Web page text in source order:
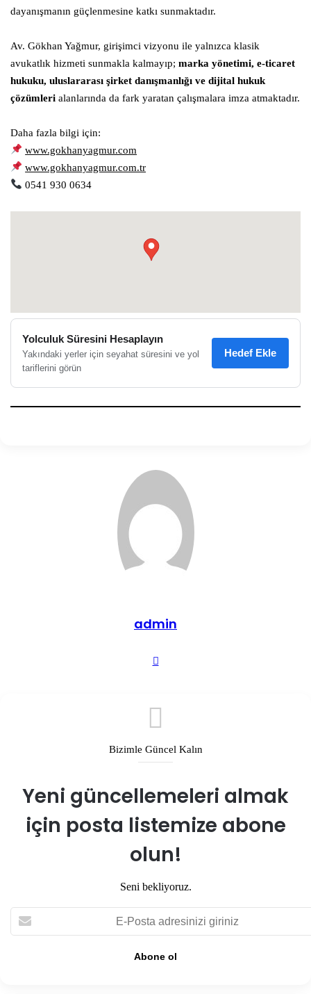
dayanışmanın güçlenmesine katkı sunmaktadır.
Av. Gökhan Yağmur, girişimci vizyonu ile yalnızca klasik
avukatlık hizmeti sunmakla kalmayıp; marka yönetimi, e-ticaret
hukuku, uluslararası şirket danışmanlığı ve dijital hukuk
çözümleri alanlarında da fark yaratan çalışmalara imza atmaktadır.
Daha fazla bilgi için:
www.gokhanyagmur.com
www.gokhanyagmur.com.tr
0541 930 0634
●
Yolculuk Süresini Hesaplayın
Yakındaki yerler için seyahat süresini ve yol
tariflerini görün
Hedef Ekle
admin
Web
Bizimle Güncel Kalın
Yeni güncellemeleri almak
için posta listemize abone
olun!
Seni bekliyoruz.
E-
Posta
adresinizi